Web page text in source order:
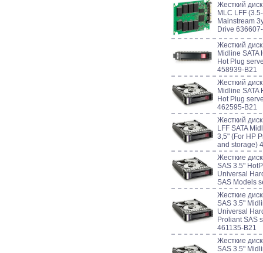
Жесткий
MLC LFF
Mainstream
Drive
Жесткий
Midline SATA
Hot Plug
458939-B21
Жесткий
Midline SATA
Hot Plug
462595-B21
Жесткий
LFF SATA
3,5" (For HP
and storage)
Жесткие
SAS 3.5"
Universal
SAS Models
Жесткие
SAS 3.5"
Universal
Proliant SAS
461135-B21
Жесткие
SAS 3.5"